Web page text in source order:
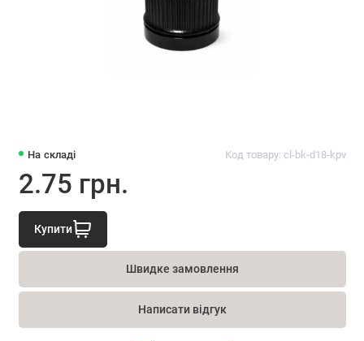
На складі Код товару: cl-bk-d18-kpv
2.75 грн.
Купити
Швидке замовлення
Написати відгук